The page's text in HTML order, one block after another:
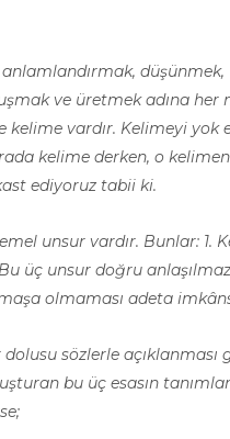
düşünmek,
ve üretmek adına her
kelime vardır. Kelimeyi yok
kelime derken, o
ediyoruz tabii ki.
unsur vardır. Bunlar: 1.
üç unsur doğru
olmaması adeta
sözlerle açıklanması
bu üç esasın